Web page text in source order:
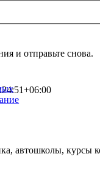
и отправьте снова.
автошколы, курсы